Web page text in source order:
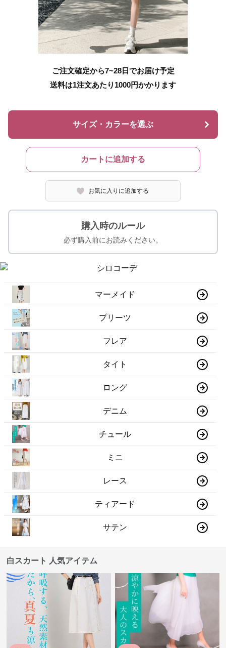
ご注文確定から7~28日でお届け予定
送料は1注文あたり 1000円かかります
サイズ・カラーを選ぶ
カートに追加する
お気に入りに追加する
購入時のルール
必ず購入前にお読みください。
マーメイド
プリーツ
フレア
タイト
ロング
デニム
チュール
ミニ
レース
ティアード
サテン
白スカート 人気アイテム